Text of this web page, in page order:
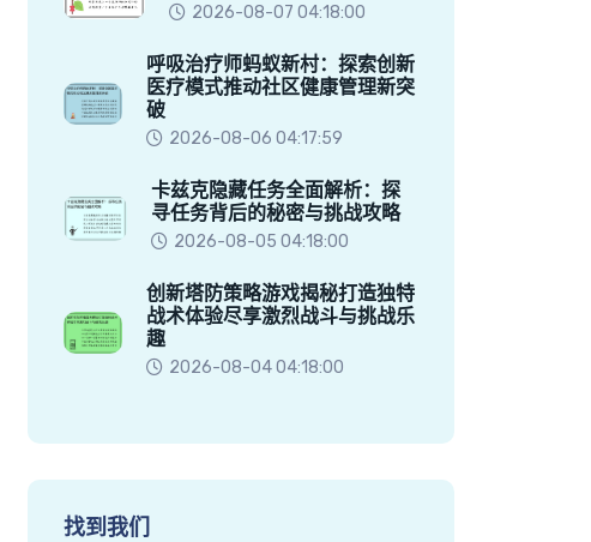
2026-08-07 04:18:00
呼吸治疗师蚂蚁新村：探索创新
医疗模式推动社区健康管理新突
破
2026-08-06 04:17:59
卡兹克隐藏任务全面解析：探
寻任务背后的秘密与挑战攻略
2026-08-05 04:18:00
创新塔防策略游戏揭秘打造独特
战术体验尽享激烈战斗与挑战乐
趣
2026-08-04 04:18:00
找到我们